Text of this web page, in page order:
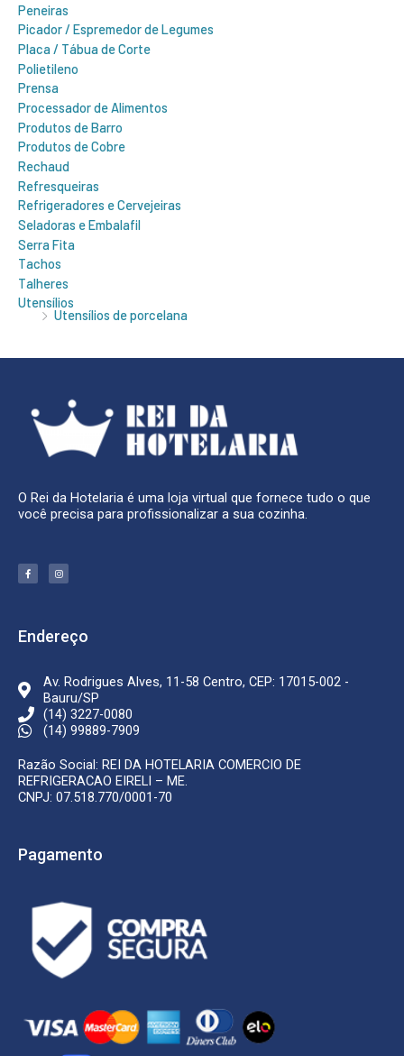
Peneiras
Picador / Espremedor de Legumes
Placa / Tábua de Corte
Polietileno
Prensa
Processador de Alimentos
Produtos de Barro
Produtos de Cobre
Rechaud
Refresqueiras
Refrigeradores e Cervejeiras
Seladoras e Embalafil
Serra Fita
Tachos
Talheres
Utensílios
Utensílios de porcelana
O Rei da Hotelaria é uma loja virtual que fornece tudo o que
você precisa para profissionalizar a sua cozinha.
F
a
c
k
-
I
n
s
m
Endereço
Av. Rodrigues Alves, 11-58 Centro, CEP: 17015-002 -
Bauru/SP
(14) 3227-0080
(14) 99889-7909
Razão Social: REI DA HOTELARIA COMERCIO DE
REFRIGERACAO EIRELI – ME.
CNPJ: 07.518.770/0001-70
Pagamento